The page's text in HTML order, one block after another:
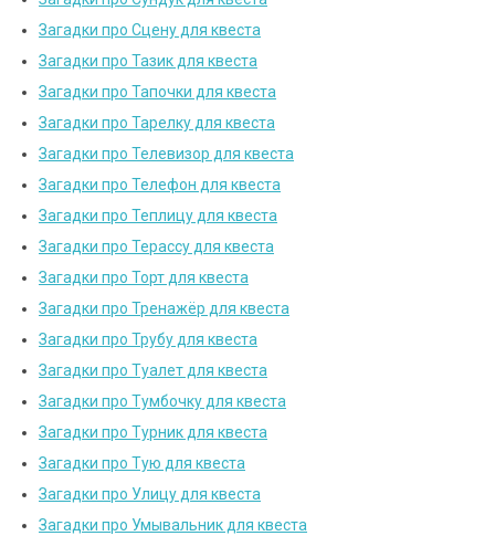
Загадки про Сцену для квеста
Загадки про Тазик для квеста
Загадки про Тапочки для квеста
Загадки про Тарелку для квеста
Загадки про Телевизор для квеста
Загадки про Телефон для квеста
Загадки про Теплицу для квеста
Загадки про Терассу для квеста
Загадки про Торт для квеста
Загадки про Тренажёр для квеста
Загадки про Трубу для квеста
Загадки про Туалет для квеста
Загадки про Тумбочку для квеста
Загадки про Турник для квеста
Загадки про Тую для квеста
Загадки про Улицу для квеста
Загадки про Умывальник для квеста